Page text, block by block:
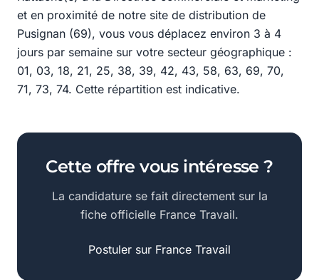
et en proximité de notre site de distribution de
Pusignan (69), vous vous déplacez environ 3 à 4
jours par semaine sur votre secteur géographique :
01, 03, 18, 21, 25, 38, 39, 42, 43, 58, 63, 69, 70,
71, 73, 74. Cette répartition est indicative.
Cette offre vous intéresse ?
La candidature se fait directement sur la
fiche officielle France Travail.
Postuler sur France Travail